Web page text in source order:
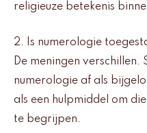
religieuze betekenis
2. Is numerologie
De meningen
numerologie af als
als een hulpmiddel om
te begrijpen.